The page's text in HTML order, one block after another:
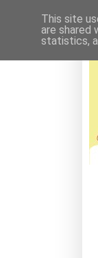
This site
are shared
statistics,